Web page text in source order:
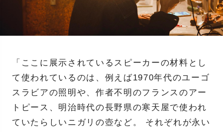
「ここに展示されているスピーカーの材料とし
て使われているのは、例えば1970年代のユーゴ
スラビアの照明や、作者不明のフランスのアー
トピース、明治時代の長野県の寒天屋で使われ
ていたらしいニガリの壺など。 それぞれが永い